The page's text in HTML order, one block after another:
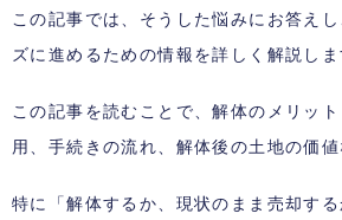
この記事では、そうした悩みにお答え
ズに進めるための情報を詳しく解説しま
この記事を読むことで、解体のメリッ
用、手続きの流れ、解体後の土地の価値
特に「解体するか、現状のまま売却す